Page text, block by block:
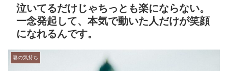
泣いてるだけじゃちっとも楽にならない。
一念発起して、本気で動いた人だけが笑顔
になれるんです。
妻の気持ち